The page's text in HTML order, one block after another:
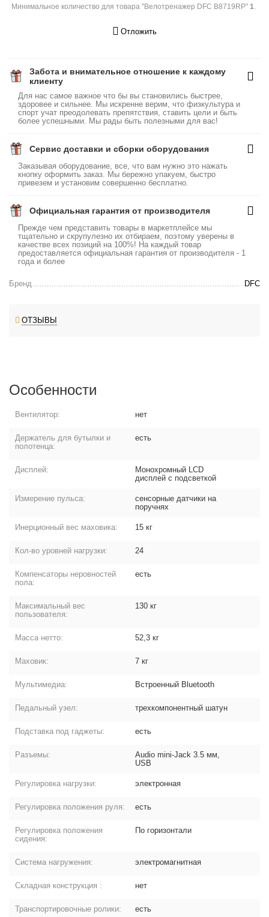
Минимальное количество для товара "Велотренажер DFC B8719RP"1.
Отложить
Забота и внимательное отношение к каждому
клиенту
Для нас самое важное что бы вы становились быстрее,
здоровее и сильнее. Мы искренне верим, что физкультура и
спорт учат преодолевать препятствия, ставить цели и быть
более успешными. Мы рады быть полезными для вас!
Сервис доставки и сборки оборудования
Заказывая оборудование, все, что вам нужно это нажать
кнопку оформить заказ. Мы бережно упакуем, быстро
привезем и установим совершенно бесплатно.
Официальная гарантия от производителя
Прежде чем представить товары в маркетплейсе мы
тщательно и скрупулезно их отбираем, поэтому уверены в
качестве всех позиций на 100%! На каждый товар
предоставляется официальная гарантия от производителя - 1
года и более
Бренд DFC
ОТЗЫВЫ
Особенности
Вентилятор: нет
Держатель для бутылки и
полотенца:
есть
Дисплей:
Монохромный LCD
дисплей с подсветкой
Измерение пульса:
сенсорные датчики на
поручнях
Инерционный вес маховика: 15 кг
Кол-во уровней нагрузки: 24
Компенсаторы неровностей
пола:
есть
Максимальный вес
пользователя:
130 кг
Масса нетто: 52,3 кг
Маховик: 7 кг
Мультимедиа: Встроенный Bluetooth
Педальный узел: трехкомпонентный шатун
Подставка под гаджеты: есть
Разъемы:
Audio mini-Jack 3.5 мм,
USB
Регулировка нагрузки: электронная
Регулировка положения руля: есть
Регулировка положения
сидения:
По горизонтали
Система нагружения: электромагнитная
Складная конструкция : нет
Транспортировочные ролики: есть